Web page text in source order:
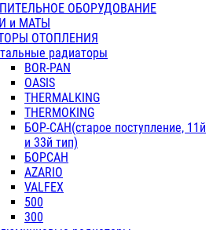
ОБОРУДОВАНИЕ
и МАТЫ
ОТОПЛЕНИЯ
радиаторы
BOR-PAN
OASIS
THERMALKING
THERMOKING
БОР-САН(старое поступление, 11й
и 33й тип)
БОРСАН
AZARIO
VALFEX
500
300